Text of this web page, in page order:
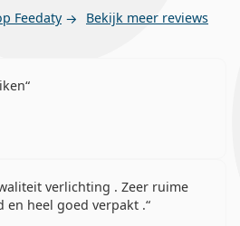
Feedaty Bekijk meer reviews
verlichting . Zeer ruime
en heel goed verpakt .